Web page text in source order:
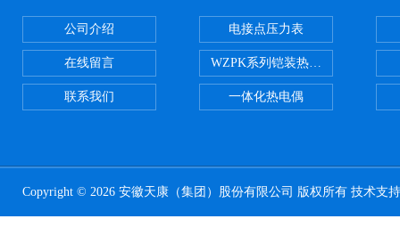
公司介绍
在线留言
联系我们
电接点压力表
WZPK系列铠装热电阻
一体化热电偶
Copyright © 2026 安徽天康（集团）股份有限公司 版权所有 技术支